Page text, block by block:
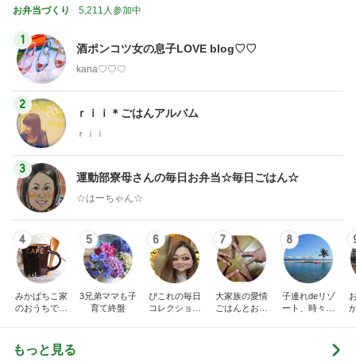
お弁当づくり 5,211人参加中
1
酒ポンコツ女の息子LOVE blog♡♡
kana♡♡♡
2
ｒｉｉ＊ごはんアルバム
ｒｉｉ
3
運動部寮母さんの毎日お弁当☆毎日ごはん☆
☆はーちゃん☆
4
みかぱちこ家
のおうちでご
5
3兄弟ママも子
育て終盤
6
ぴこれの毎日
コレクション
7
大家族の愛情
ごはんとお弁
8
子連れdeリゾ
ート、時々キ
もっと見る